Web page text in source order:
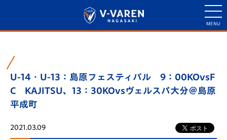
U-14・U-13：島原フェスティバル 9：00KOvsF
C KAJITSU、13：30KOvsヴェルスパ大分＠島原
平成町
2021.03.09